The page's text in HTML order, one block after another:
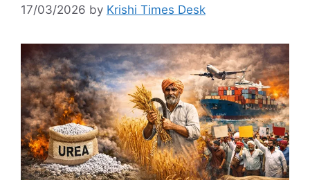
17/03/2026 by Krishi Times Desk